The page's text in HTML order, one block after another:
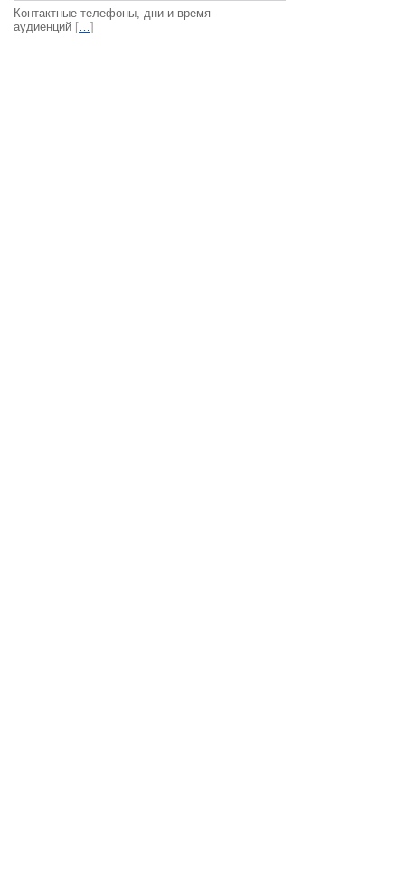
Контактные телефоны, дни и время
аудиенций […]